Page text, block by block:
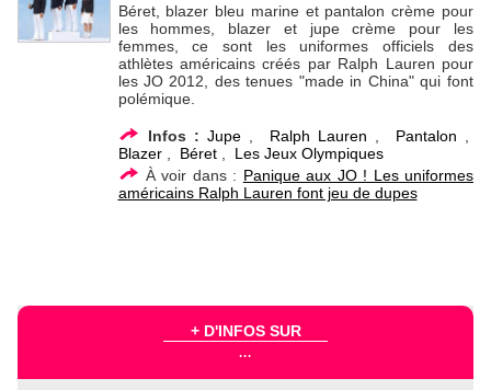
Béret, blazer bleu marine et pantalon crème pour
les hommes, blazer et jupe crème pour les
femmes, ce sont les uniformes officiels des
athlètes américains créés par Ralph Lauren pour
les JO 2012, des tenues "made in China" qui font
polémique.
Infos : Jupe Ralph Lauren Pantalon
Blazer, Béret, Les Jeux Olympiques
À voir dans : Panique aux JO ! Les uniformes
américains Ralph Lauren font jeu de dupes
+ D'INFOS SUR
...